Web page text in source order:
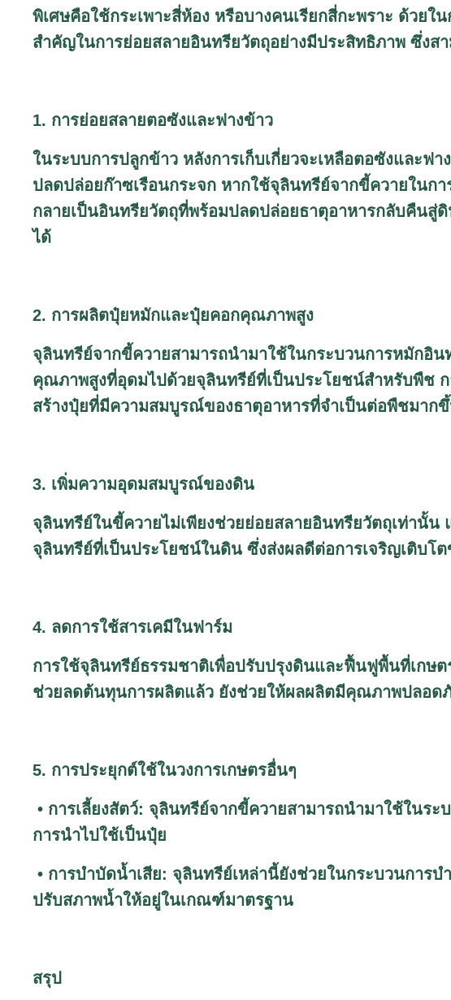
พิเศษคือใช้กระเพาะสี่ห้อง หรือบางคนเรียกสี่กะพราะ ด้ว
สำคัญในการย่อยสลายอินทรียวัตถุอย่างมีประสิทธิภาพ ซึ่งส
1. การย่อยสลายตอซังและฟางข้าว
ในระบบการปลูกข้าว หลังการเก็บเกี่ยวจะเหลือตอซังและ
ปลดปล่อยก๊าซเรือนกระจก หากใช้จุลินทรีย์จากขี้ควายในก
กลายเป็นอินทรียวัตถุที่พร้อมปลดปล่อยธาตุอาหารกลับคืนสู่
ได้
2. การผลิตปุ๋ยหมักและปุ๋ยคอกคุณภาพสูง
จุลินทรีย์จากขี้ควายสามารถนำมาใช้ในกระบวนการหมักอิ
คุณภาพสูงที่อุดมไปด้วยจุลินทรีย์ที่เป็นประโยชน์สำหรับพืช ก
สร้างปุ๋ยที่มีความสมบูรณ์ของธาตุอาหารที่จำเป็นต่อพืชมาก
3. เพิ่มความอุดมสมบูรณ์ของดิน
จุลินทรีย์ในขี้ควายไม่เพียงช่วยย่อยสลายอินทรียวัตถุเท่านั้
จุลินทรีย์ที่เป็นประโยชน์ในดิน ซึ่งส่งผลดีต่อการเจริญเติบ
4. ลดการใช้สารเคมีในฟาร์ม
การใช้จุลินทรีย์ธรรมชาติเพื่อปรับปรุงดินและฟื้นฟูพื้นที่เกษ
ช่วยลดต้นทุนการผลิตแล้ว ยังช่วยให้ผลผลิตมีคุณภาพปลอด
5. การประยุกต์ใช้ในวงการเกษตรอื่นๆ
• การเลี้ยงสัตว์: จุลินทรีย์จากขี้ควายสามารถนำมาใช้ในร
การนำไปใช้เป็นปุ๋ย
• การบำบัดน้ำเสีย: จุลินทรีย์เหล่านี้ยังช่วยในกระบวนการ
ปรับสภาพน้ำให้อยู่ในเกณฑ์มาตรฐาน
สรุป